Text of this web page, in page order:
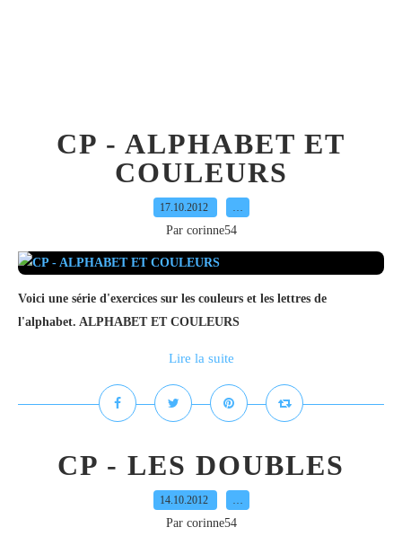
CP - ALPHABET ET
COULEURS
17.10.2012 …
Par corinne54
Voici une série d'exercices sur les couleurs et les lettres de
l'alphabet. ALPHABET ET COULEURS
Lire la suite
CP - LES DOUBLES
14.10.2012 …
Par corinne54